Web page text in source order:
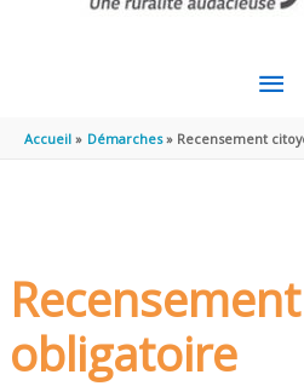
Accueil Démarches Recensement
obligatoire